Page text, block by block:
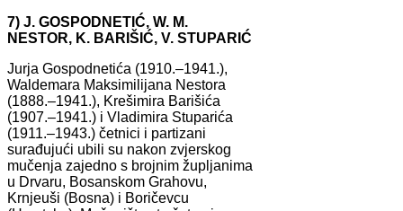
7) J. GOSPODNETIĆ, W. M.
NESTOR, K. BARIŠIĆ, V. STUPARIĆ
Jurja Gospodnetića (1910.–1941.),
Waldemara Maksimilijana Nestora
(1888.–1941.), Krešimira Barišića
(1907.–1941.) i Vladimira Stuparića
(1911.–1943.) četnici i partizani
surađujući ubili su nakon zvjerskog
mučenja zajedno s brojnim župljanima
u Drvaru, Bosanskom Grahovu,
Krnjeuši (Bosna) i Boričevcu